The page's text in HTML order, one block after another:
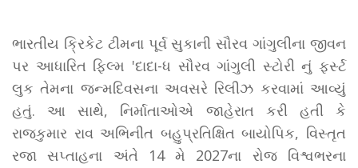
ભારતીય ક્રિકેટ ટીમના પૂર્વ સુકાની સૌરવ ગાંગુલીના જીવન
પર આધારિત ફિલ્મ 'દાદા-ધ સૌરવ ગાંગુલી સ્ટોરી નું ફર્સ્ટ
લુક તેમના જન્મદિવસના અવસરે રિલીઝ કરવામાં આવ્યું
હતું. આ સાથે, નિર્માતાઓએ જાહેરાત કરી હતી કે
રાજકુમાર રાવ અભિનીત બહુપ્રતિક્ષિત બાયોપિક, વિસ્તૃત
રજા સપ્તાહના અંતે 14 મે 2027ના રોજ વિશ્વભરના